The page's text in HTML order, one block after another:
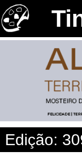
Edição: